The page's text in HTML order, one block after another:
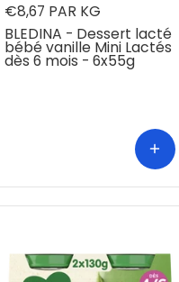
BLEDINA - Dessert lacté
bébé vanille Mini Lactés
dès 6 mois - 6x55g
€8,67 PAR KG